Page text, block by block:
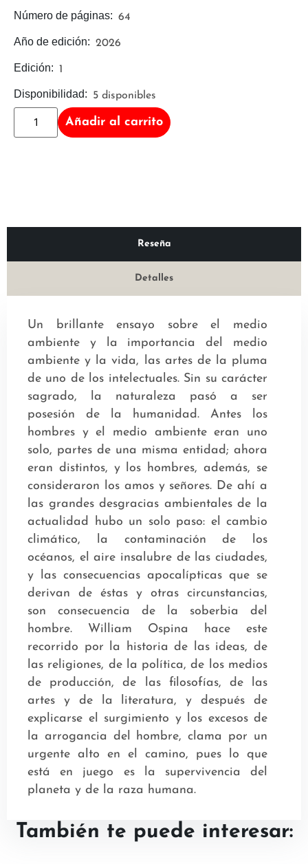
Añadir al carrito
Disponibilidad: 5 disponibles
Edición: 1
Año de edición: 2026
Número de páginas: 64
Reseña
Detalles
Un brillante ensayo sobre el medio
ambiente y la importancia del medio
ambiente y la vida, las artes de la pluma
de uno de los intelectuales. Sin su carácter
sagrado, la naturaleza pasó a ser
posesión de la humanidad. Antes los
hombres y el medio ambiente eran uno
solo, partes de una misma entidad; ahora
eran distintos, y los hombres, además, se
consideraron los amos y señores. De ahí a
las grandes desgracias ambientales de la
actualidad hubo un solo paso: el cambio
climático, la contaminación de los
océanos, el aire insalubre de las ciudades,
y las consecuencias apocalípticas que se
derivan de éstas y otras circunstancias,
son consecuencia de la soberbia del
hombre. William Ospina hace este
recorrido por la historia de las ideas, de
las religiones, de la política, de los medios
de producción, de las filosofías, de las
artes y de la literatura, y después de
explicarse el surgimiento y los excesos de
la arrogancia del hombre, clama por un
urgente alto en el camino, pues lo que
está en juego es la supervivencia del
planeta y de la raza humana.
También te puede interesar: